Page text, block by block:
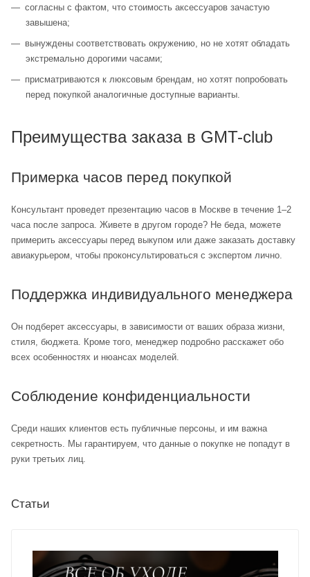
согласны с фактом, что стоимость аксессуаров зачастую
завышена;
вынуждены соответствовать окружению, но не хотят обладать
экстремально дорогими часами;
присматриваются к люксовым брендам, но хотят попробовать
перед покупкой аналогичные доступные варианты.
Преимущества заказа в GMT-club
Примерка часов перед покупкой
Консультант проведет презентацию часов в Москве в течение 1–2
часа после запроса. Живете в другом городе? Не беда, можете
примерить аксессуары перед выкупом или даже заказать доставку
авиакурьером, чтобы проконсультироваться с экспертом лично.
Поддержка индивидуального менеджера
Он подберет аксессуары, в зависимости от ваших образа жизни,
стиля, бюджета. Кроме того, менеджер подробно расскажет обо
всех особенностях и нюансах моделей.
Соблюдение конфиденциальности
Среди наших клиентов есть публичные персоны, и им важна
секретность. Мы гарантируем, что данные о покупке не попадут в
руки третьих лиц.
Статьи